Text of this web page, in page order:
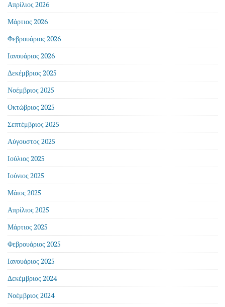
Απρίλιος 2026
Μάρτιος 2026
Φεβρουάριος 2026
Ιανουάριος 2026
Δεκέμβριος 2025
Νοέμβριος 2025
Οκτώβριος 2025
Σεπτέμβριος 2025
Αύγουστος 2025
Ιούλιος 2025
Ιούνιος 2025
Μάιος 2025
Απρίλιος 2025
Μάρτιος 2025
Φεβρουάριος 2025
Ιανουάριος 2025
Δεκέμβριος 2024
Νοέμβριος 2024